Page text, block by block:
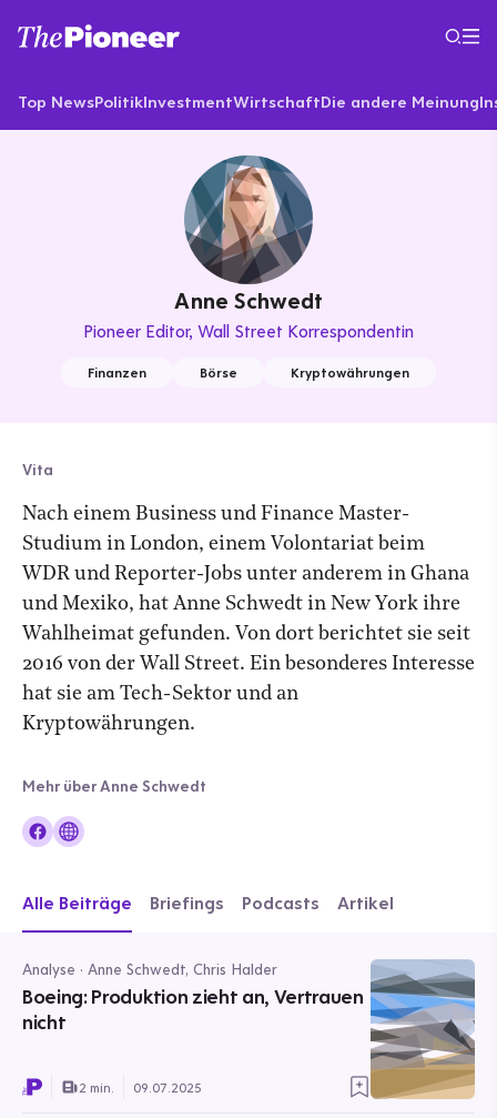
Top NewsPolitikInvestmentWirtschaftDie andere Meinung
Anne Schwedt
Pioneer Editor Wall Street Korrespondentin
Finanzen Börse Kryptowährungen
Vita
Nach einem Business und Finance Master-
Studium in London, einem Volontariat beim
WDR und Reporter-Jobs unter anderem in Ghana
und Mexiko, hat Anne Schwedt in New York ihre
Wahlheimat gefunden. Von dort berichtet sie seit
2016 von der Wall Street. Ein besonderes Interesse
hat sie am Tech-Sektor und an
Kryptowährungen.
Mehr über Anne Schwedt
Alle Beiträge Briefings Podcasts Artikel
Analyse · Anne Schwedt, Chris Halder
Boeing: Produktion zieht an, Vertrauen
nicht
2 min. 09.07.2025